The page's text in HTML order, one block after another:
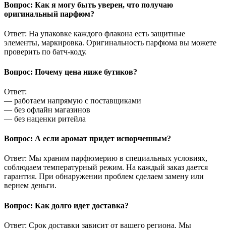
Вопрос: Как я могу быть уверен, что получаю
оригинальный парфюм?
Ответ: На упаковке каждого флакона есть защитные
элементы, маркировка. Оригинальность парфюма вы можете
проверить по батч-коду.
Вопрос: Почему цена ниже бутиков?
Ответ:
— работаем напрямую с поставщиками
— без офлайн магазинов
— без наценки ритейла
Вопрос: А если аромат придет испорченным?
Ответ: Мы храним парфюмерию в специальных условиях,
соблюдаем температурный режим. На каждый заказ дается
гарантия. При обнаружении проблем сделаем замену или
вернем деньги.
Вопрос: Как долго идет доставка?
Ответ: Срок доставки зависит от вашего региона. Мы